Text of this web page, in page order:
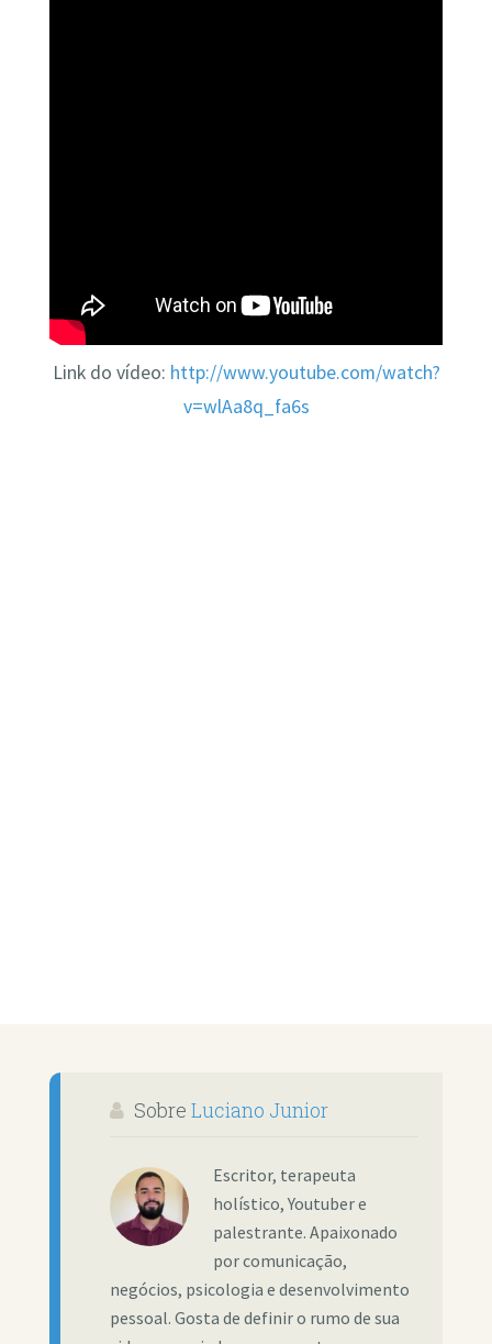
Link do vídeo: http://www.youtube.com/watch?
v=wlAa8q_fa6s
Sobre Luciano Junior
Escritor, terapeuta
holístico, Youtuber e
palestrante. Apaixonado
por comunicação,
negócios, psicologia e desenvolvimento
pessoal. Gosta de definir o rumo de sua